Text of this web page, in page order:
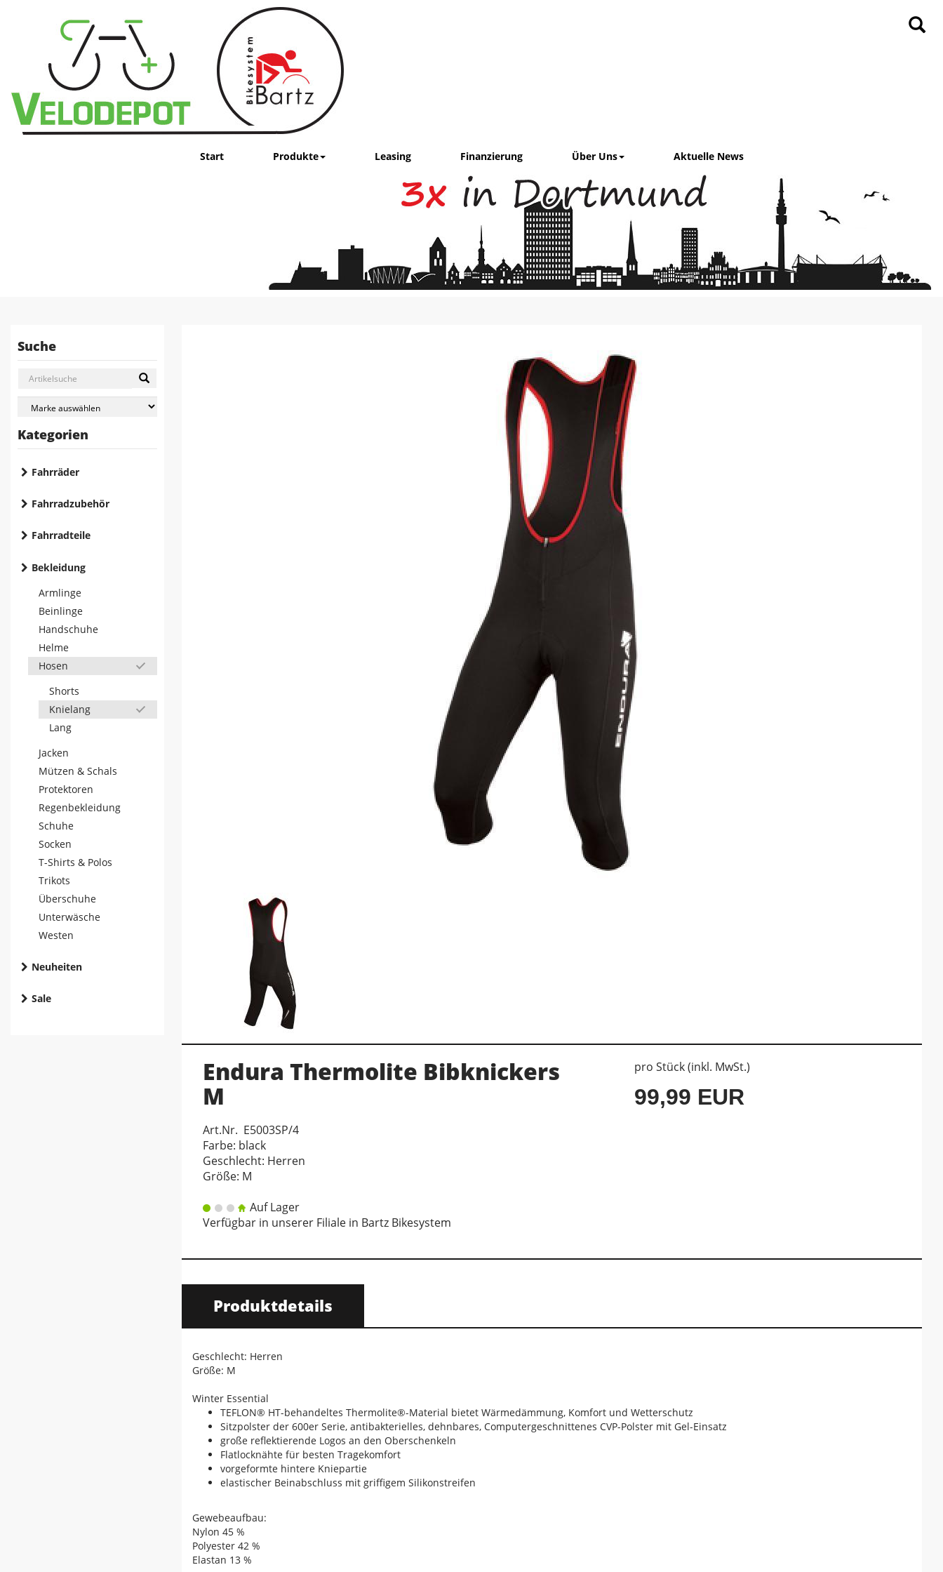
Start Produkte Leasing Finanzierung Über Uns Aktuelle News
Suche
Kategorien
Fahrräder
Fahrradzubehör
Fahrradteile
Bekleidung
Armlinge
Beinlinge
Handschuhe
Helme
Hosen
Shorts
Knielang
Lang
Jacken
Mützen & Schals
Protektoren
Regenbekleidung
Schuhe
Socken
T-Shirts & Polos
Trikots
Überschuhe
Unterwäsche
Westen
Neuheiten
Sale
Endura Thermolite Bibknickers
M
Art.Nr. E5003SP/4
Farbe: black
Geschlecht: Herren
Größe: M
Auf Lager
Verfügbar in unserer Filiale in Bartz Bikesystem
pro Stück (inkl. MwSt.)
99,99 EUR
Produktdetails
Geschlecht: Herren
Größe: M
Winter Essential
TEFLON® HT-behandeltes Thermolite®-Material bietet Wärmedämmung, Komfort und Wetterschutz
Sitzpolster der 600er Serie, antibakterielles, dehnbares, Computergeschnittenes CVP-Polster mit Gel-Einsatz
große reflektierende Logos an den Oberschenkeln
Flatlocknähte für besten Tragekomfort
vorgeformte hintere Kniepartie
elastischer Beinabschluss mit griffigem Silikonstreifen
Gewebeaufbau:
Nylon 45 %
Polyester 42 %
Elastan 13 %